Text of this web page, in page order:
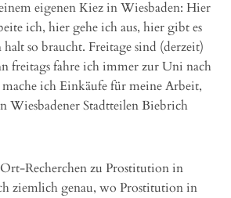
eigenen Kiez in Wiesbaden: Hier
ich, hier gehe ich aus, hier gibt es
halt so braucht. Freitage sind (derzeit)
freitags fahre ich immer zur Uni nach
ich Einkäufe für meine Arbeit,
Wiesbadener Stadtteilen Biebrich
Recherchen zu Prostitution in
ziemlich genau, wo Prostitution in